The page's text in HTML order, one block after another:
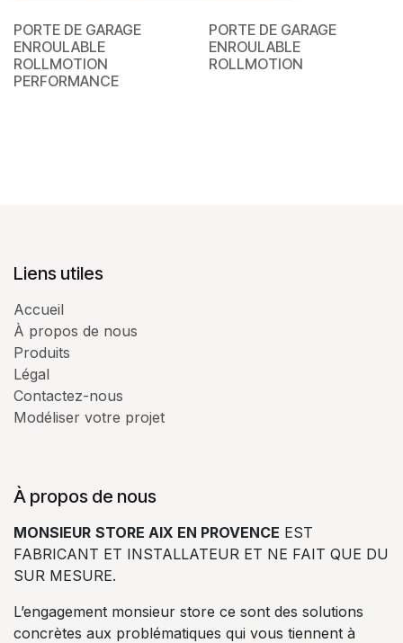
PORTE DE GARAGE
ENROULABLE
ROLLMOTION
PERFORMANCE
PORTE DE GARAGE
ENROULABLE
ROLLMOTION
Liens utiles
Accueil
À propos de nous
Produits
Légal
Contactez-nous
Modéliser votre projet
À propos de nous
MONSIEUR STORE AIX EN PROVENCE EST
FABRICANT ET INSTALLATEUR ET NE FAIT QUE DU
SUR MESURE.
L’engagement monsieur store ce sont des solutions
concrètes aux problématiques qui vous tiennent à